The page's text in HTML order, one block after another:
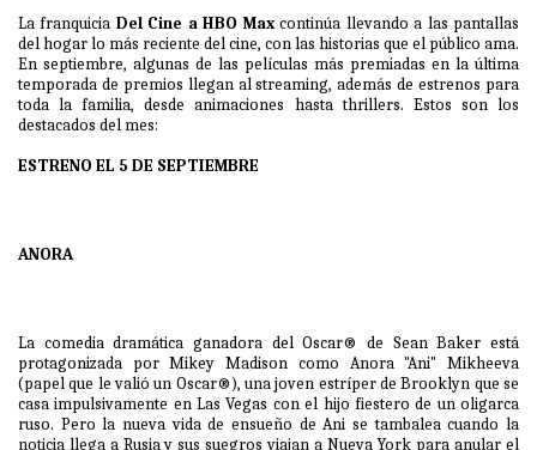
La franquicia Del Cine a HBO Maxcontinúa llevando a las pantallas
del hogar lo más reciente del cine, con las historias que el público ama.
En septiembre, algunas de las películas más premiadas en la última
temporada de premios llegan al streaming, además de estrenos para
toda la familia, desde animaciones hasta thrillers. Estos son los
destacados del mes:
ESTRENO EL 5 DE SEPTIEMBRE
ANORA
La comedia dramática ganadora del Oscar® de Sean Baker está
protagonizada por Mikey Madison como Anora "Ani" Mikheeva
(papel que le valió un Oscar®), una joven estríper de Brooklyn que se
casa impulsivamente en Las Vegas con el hijo fiestero de un oligarca
ruso. Pero la nueva vida de ensueño de Ani se tambalea cuando la
noticia llega a Rusia y sus suegros viajan a Nueva York para anular el